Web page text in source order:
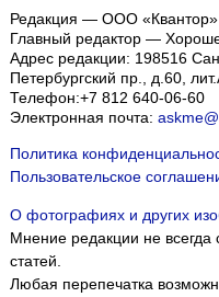
Редакция — ООО «Квантор»
Главный редактор —
Адрес редакции: 198516
Петербургский пр., д.60,
Телефон:+7 812 640-06-60
Электронная почта:
Политика
Пользовательское
О фотографиях и других
Мнение редакции не всегда
статей.
Любая перепечатка